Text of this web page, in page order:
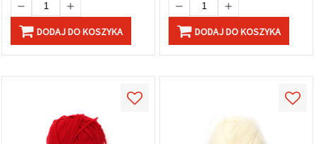
DODAJ DO KOSZYKA DODAJ DO KOSZYKA